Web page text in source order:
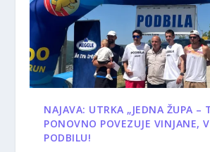
NAJAVA: UTRKA „JEDNA ŽUPA –
PONOVNO POVEZUJE VINJANE,
PODBILU!